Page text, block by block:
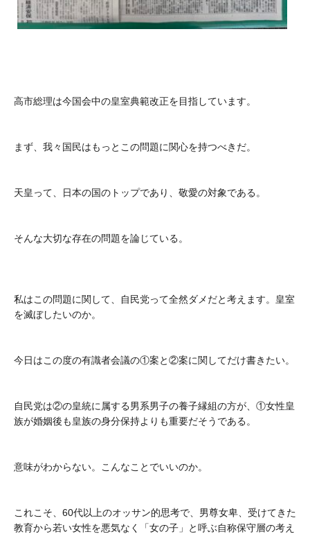
高市総理は今国会中の皇室典範改正を目指しています。
まず、我々国民はもっとこの問題に関心を持つべきだ。
天皇って、日本の国のトップであり、敬愛の対象である。
そんな大切な存在の問題を論じている。
私はこの問題に関して、自民党って全然ダメだと考えます。皇室
を滅ぼしたいのか。
今日はこの度の有識者会議の①案と②案に関してだけ書きたい。
自民党は②の皇統に属する男系男子の養子縁組の方が、①女性皇
族が婚姻後も皇族の身分保持よりも重要だそうである。
意味がわからない。こんなことでいいのか。
これこそ、60代以上のオッサン的思考で、男尊女卑、受けてきた
教育から若い女性を悪気なく「女の子」と呼ぶ自称保守層の考え